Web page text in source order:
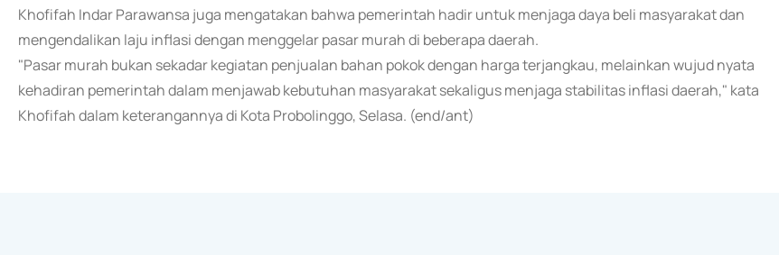
Khofifah Indar Parawansa juga mengatakan bahwa pemerintah hadir untuk menjaga daya beli masyarakat dan
mengendalikan laju inflasi dengan menggelar pasar murah di beberapa daerah.
"Pasar murah bukan sekadar kegiatan penjualan bahan pokok dengan harga terjangkau, melainkan wujud nyata
kehadiran pemerintah dalam menjawab kebutuhan masyarakat sekaligus menjaga stabilitas inflasi daerah," kata
Khofifah dalam keterangannya di Kota Probolinggo, Selasa. (end/ant)